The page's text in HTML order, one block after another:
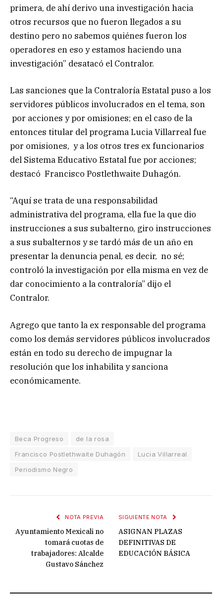
primera, de ahí derivo una investigación hacia
otros recursos que no fueron llegados a su
destino pero no sabemos quiénes fueron los
operadores en eso y estamos haciendo una
investigación” desatacó el Contralor.
Las sanciones que la Contraloría Estatal puso a los
servidores públicos involucrados en el tema, son
por acciones y por omisiones; en el caso de la
entonces titular del programa Lucia Villarreal fue
por omisiones, y a los otros tres ex funcionarios
del Sistema Educativo Estatal fue por acciones;
destacó Francisco Postlethwaite Duhagón.
“Aquí se trata de una responsabilidad
administrativa del programa, ella fue la que dio
instrucciones a sus subalterno, giro instrucciones
a sus subalternos y se tardó más de un año en
presentar la denuncia penal, es decir, no sé;
controló la investigación por ella misma en vez de
dar conocimiento a la contraloría” dijo el
Contralor.
Agrego que tanto la ex responsable del programa
como los demás servidores públicos involucrados
están en todo su derecho de impugnar la
resolución que los inhabilita y sanciona
económicamente.
Beca Progreso
de la rosa
Francisco Postlethwaite Duhagón
Lucia Villarreal
Periodismo Negro
NOTA PREVIA
Ayuntamiento Mexicali no
tomará cuotas de
trabajadores: Alcalde
Gustavo Sánchez
SIGUIENTE NOTA
ASIGNAN PLAZAS
DEFINITIVAS DE
EDUCACIÓN BÁSICA